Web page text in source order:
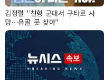
김정렬 "친형 군대서 구타로 사
망…유골 못 찾아"